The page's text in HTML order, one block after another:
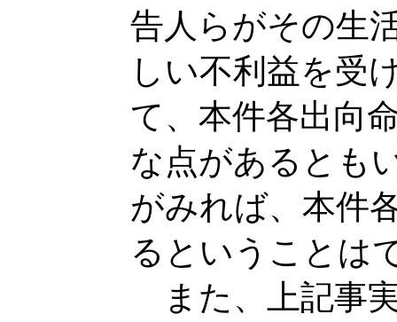
告人らがその生
しい不利益を受
て、本件各出向
な点があるとも
がみれば、本件
るということは
また、上記事